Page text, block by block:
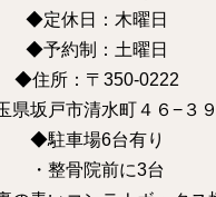
◆定休日：木曜日
◆予約制：土曜日
◆住所：〒350-0222
県坂戸市清水町４６−３９
◆駐車場6台有り
・整骨院前に3台